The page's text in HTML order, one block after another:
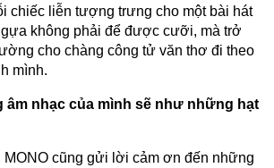
chiếc liễn tượng trưng cho một bài hát
không phải để được cưỡi, mà trở
cho chàng công tử văn thơ đi theo
mình.
âm nhạc của mình sẽ như những hạt
MONO cũng gửi lời cảm ơn đến những